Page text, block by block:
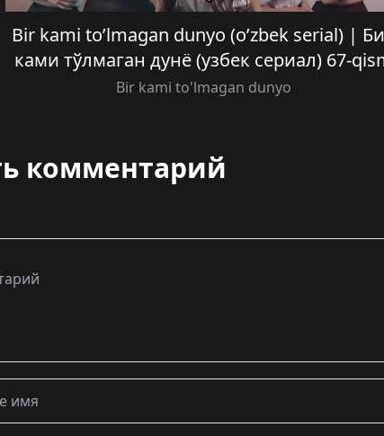
Bir kami to’lmagan dunyo (o’zbek serial) |
ками тўлмаган дунё (узбек сериал) 67-
Bir kami to'lmagan dunyo
комментарий